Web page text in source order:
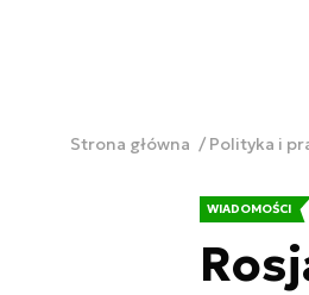
Strona główna Polityka i
WIADOMOŚCI